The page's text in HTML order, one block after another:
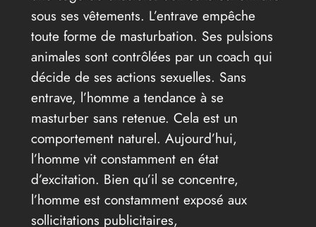
sous ses vêtements. L’entrave empêche
toute forme de masturbation. Ses pulsions
animales sont contrôlées par un coach qui
décide de ses actions sexuelles. Sans
entrave, l’homme a tendance à se
masturber sans retenue. Cela est un
comportement naturel. Aujourd’hui,
l’homme vit constamment en état
d’excitation. Bien qu’il se concentre,
l’homme est constamment exposé aux
sollicitations publicitaires,